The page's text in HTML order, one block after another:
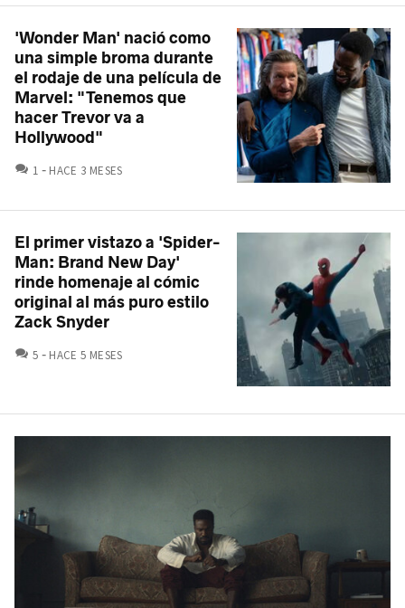
'Wonder Man' nació como
una simple broma durante
el rodaje de una película de
Marvel: "Tenemos que
hacer Trevor va a
Hollywood"
1 COMENTARIOS
HACE 3 MESES
El primer vistazo a 'Spider-
Man: Brand New Day'
rinde homenaje al cómic
original al más puro estilo
Zack Snyder
5 COMENTARIOS
HACE 5 MESES